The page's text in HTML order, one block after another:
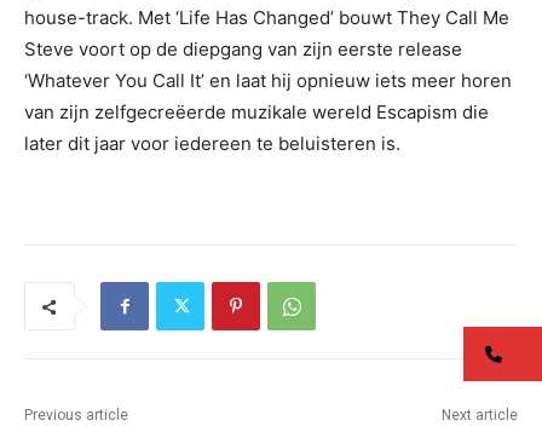
house-track. Met ‘Life Has Changed’ bouwt They Call Me
Steve voort op de diepgang van zijn eerste release
‘Whatever You Call It’ en laat hij opnieuw iets meer horen
van zijn zelfgecreëerde muzikale wereld Escapism die
later dit jaar voor iedereen te beluisteren is.
Previous article Next article